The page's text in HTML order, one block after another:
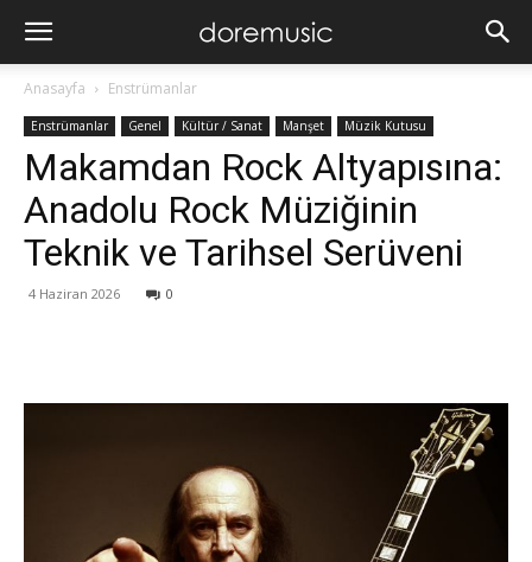
Anasayfa Enstrümanlar
Enstrümanlar Genel Kültür / Sanat Manşet Müzik Kutusu
Makamdan Rock Altyapısına:
Anadolu Rock Müziğinin
Teknik ve Tarihsel Serüveni
4 Haziran 2026 0